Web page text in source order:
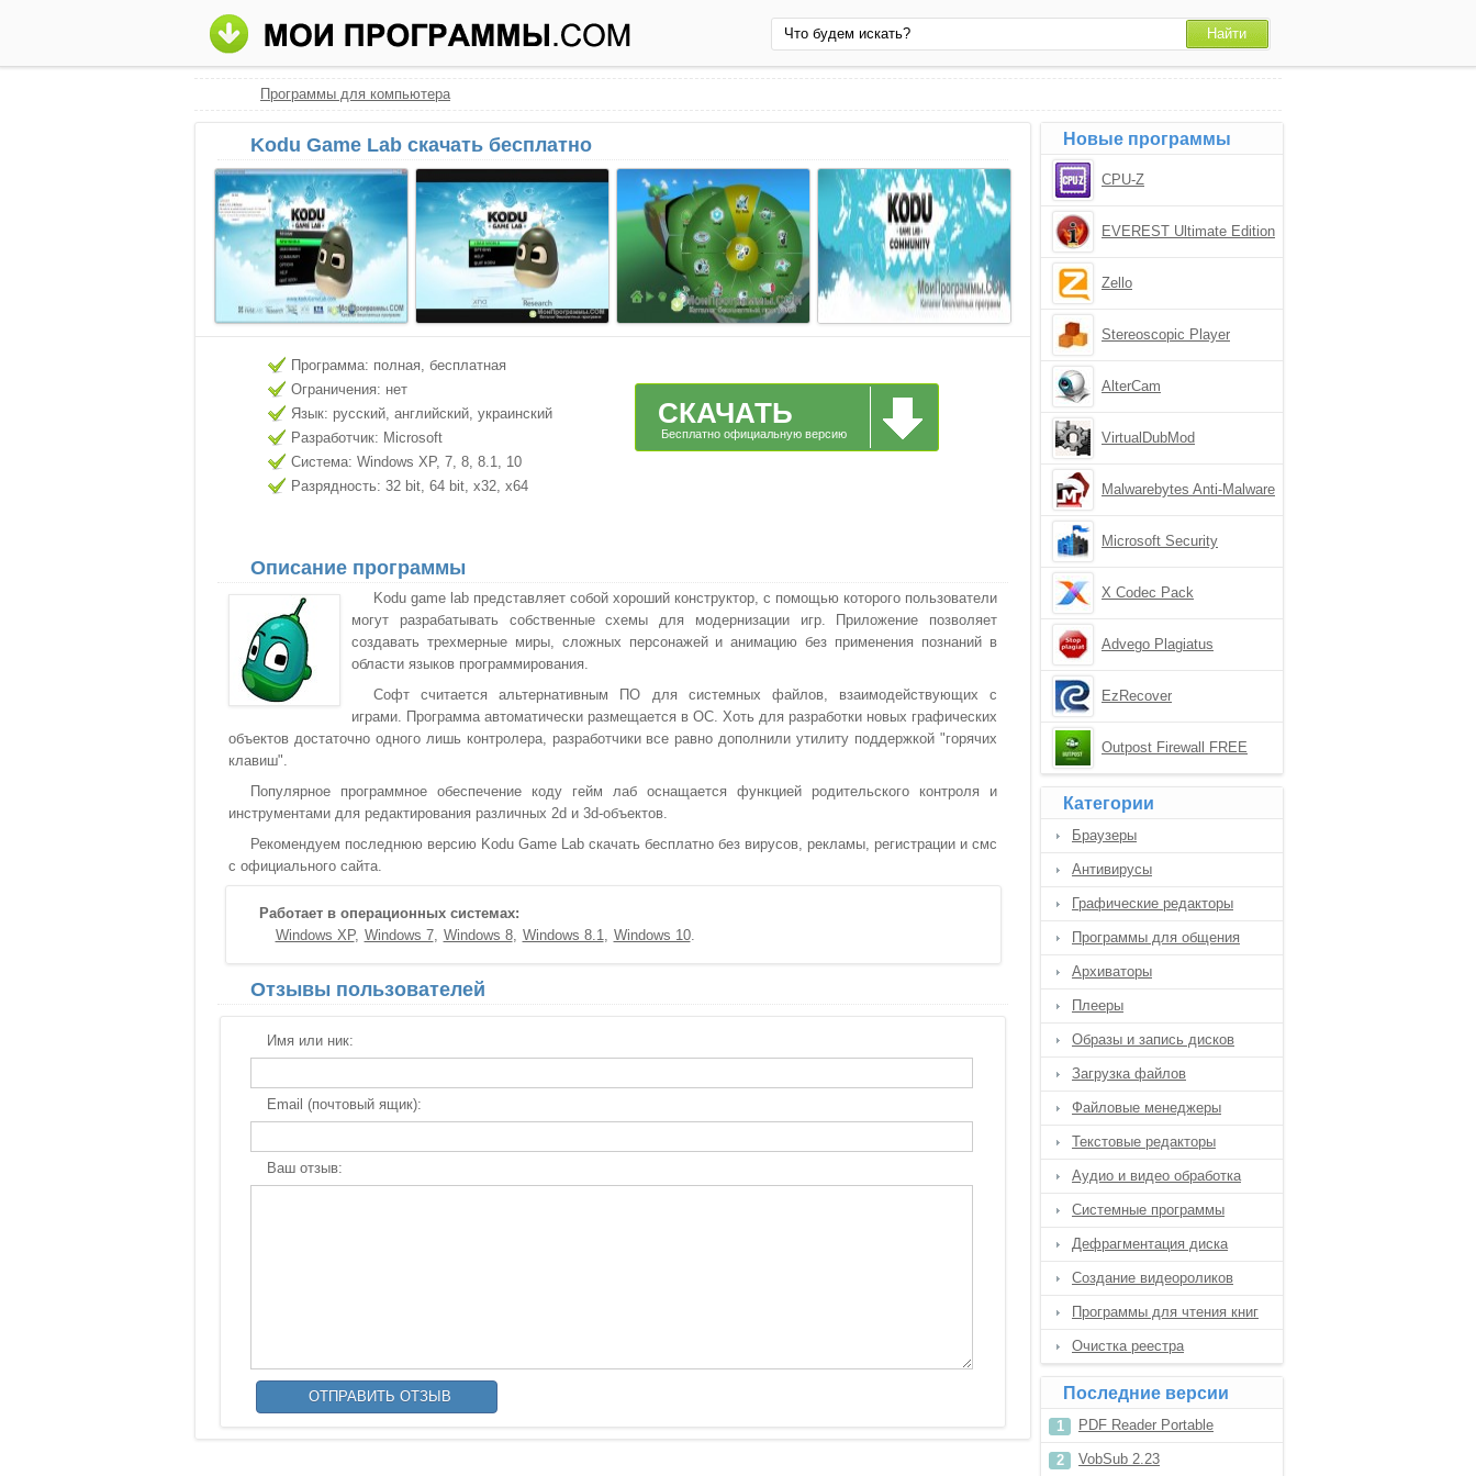
Программы для компьютера
Kodu Game Lab скачать бесплатно
Программа: полная, бесплатная
Ограничения: нет
Язык: русский, английский, украинский
Разработчик: Microsoft
Система: Windows XP, 7, 8, 8.1, 10
Разрядность: 32 bit, 64 bit, x32, x64
СКАЧАТЬ
Бесплатно официальную версию
Описание программы
Kodu game lab представляет собой хороший конструктор, с помощью которого пользователи
могут разрабатывать собственные схемы для модернизации игр. Приложение позволяет
создавать трехмерные миры, сложных персонажей и анимацию без применения познаний в
области языков программирования.
Софт считается альтернативным ПО для системных файлов, взаимодействующих с
играми. Программа автоматически размещается в ОС. Хоть для разработки новых графических
объектов достаточно одного лишь контролера, разработчики все равно дополнили утилиту поддержкой "горячих
клавиш".
Популярное программное обеспечение коду гейм лаб оснащается функцией родительского контроля и
инструментами для редактирования различных 2d и 3d-объектов.
Рекомендуем последнюю версию Kodu Game Lab скачать бесплатно без вирусов, рекламы, регистрации и смс
с официального сайта.
Работает в операционных системах:
Windows XP
Windows 7 Windows 8 Windows 8.1 Windows 10
Отзывы пользователей
Имя или ник:
Email (почтовый ящик):
Ваш отзыв:
Новые программы
CPU-Z
EVEREST Ultimate Edition
Zello
Stereoscopic Player
AlterCam
VirtualDubMod
Malwarebytes Anti-Malware
Microsoft Security
X Codec Pack
Advego Plagiatus
EzRecover
Outpost Firewall FREE
Категории
Браузеры
Антивирусы
Графические редакторы
Программы для общения
Архиваторы
Плееры
Образы и запись дисков
Загрузка файлов
Файловые менеджеры
Текстовые редакторы
Аудио и видео обработка
Системные программы
Дефрагментация диска
Создание видеороликов
Программы для чтения книг
Очистка реестра
Последние версии
PDF Reader Portable
VobSub 2.23